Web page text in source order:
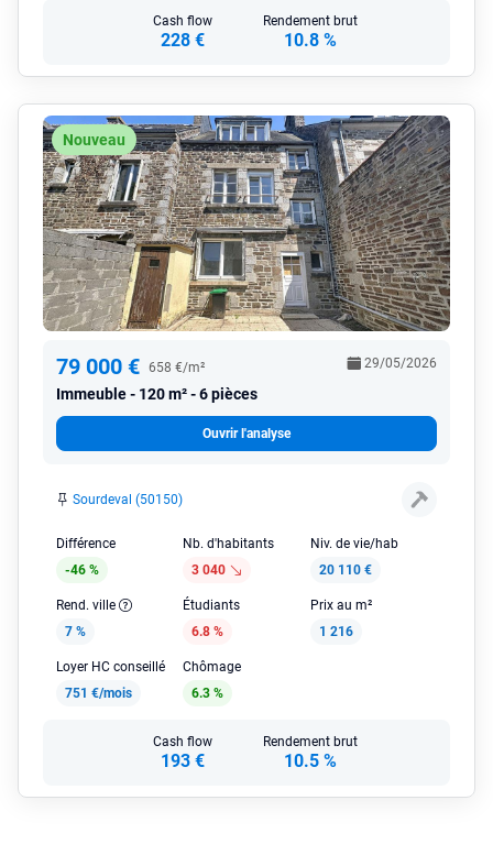
Cash flow
228 €
Rendement brut
10.8 %
Nouveau
79 000 € 658 €/m²
Immeuble 120 m² - 6 pièces
29/05/2026
Ouvrir l'analyse
Sourdeval (50150)
Différence
-46 %
Nb. d'habitants
3 040
Niv. de vie/hab
20 110 €
Rend. ville
7 %
Étudiants
6.8 %
Prix au m²
1 216
Loyer HC conseillé
751 €/mois
Chômage
6.3 %
Cash flow
193 €
Rendement brut
10.5 %